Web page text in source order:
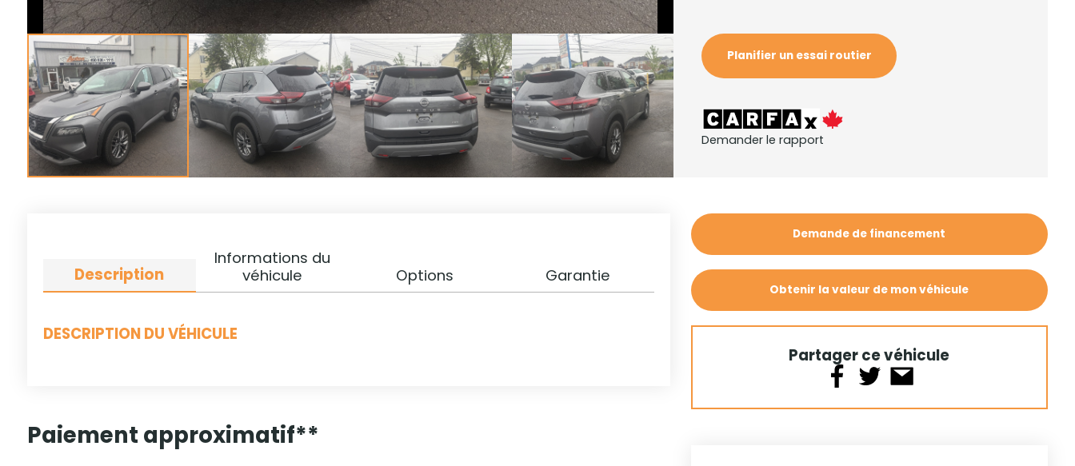
Planifier un essai routier
Demander le rapport
Description
Informations du
véhicule
Options Garantie
DESCRIPTION DU VÉHICULE
Paiement approximatif**
Demande de financement
Obtenir la valeur de mon véhicule
Partager ce véhicule